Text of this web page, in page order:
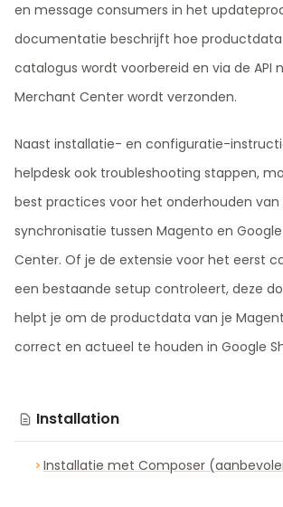
en message consumers in het
documentatie beschrijft hoe
catalogus wordt voorbereid en via de API
Merchant Center wordt verzonden.
Naast installatie- en configuratie-
helpdesk ook troubleshooting stappen,
best practices voor het onderhouden van
synchronisatie tussen Magento en
Center. Of je de extensie voor het eerst
een bestaande setup controleert, deze
helpt je om de productdata van je
correct en actueel te houden in Google
Installation
Installatie met Composer